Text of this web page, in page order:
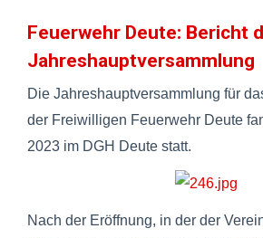
Feuerwehr Deute: Bericht
Jahreshauptversammlung
Die Jahreshauptversammlung für
der Freiwilligen Feuerwehr Deute
2023 im DGH Deute statt.
Nach der Eröffnung, in der der